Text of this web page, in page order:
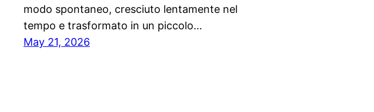
modo spontaneo, cresciuto lentamente nel
tempo e trasformato in un piccolo…
May 21, 2026